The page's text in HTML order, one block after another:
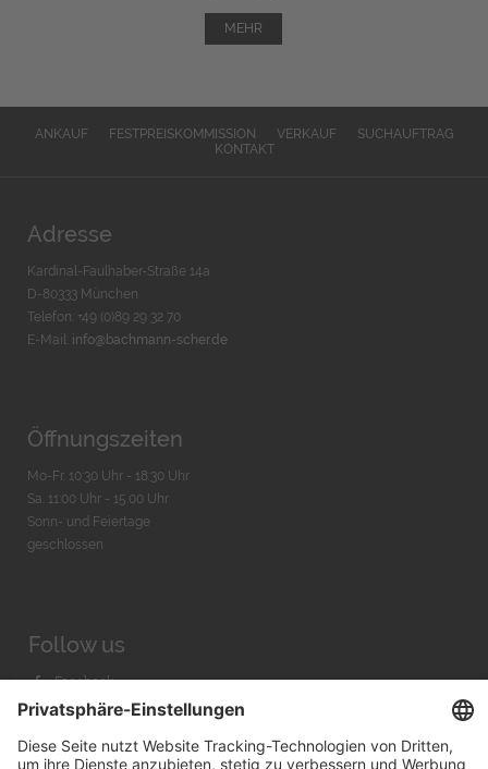
MEHR
ANKAUF FESTPREISKOMMISSION VERKAUF
SUCHAUFTRAG
KONTAKT
Adresse
Kardinal-Faulhaber-Straße 14a
D-80333 München
Telefon: +49 (0)89 29 32 70
E-Mail: info@bachmann-scher.de
Öffnungszeiten
Mo-Fr. 10:30 Uhr - 18:30 Uhr
Sa. 11:00 Uhr - 15.00 Uhr
Sonn- und Feiertage
geschlossen
Follow us
Facebook
Instagram